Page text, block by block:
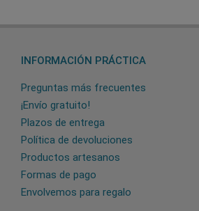
INFORMACIÓN PRÁCTICA
Preguntas más frecuentes
¡Envío gratuito!
Plazos de entrega
Política de devoluciones
Productos artesanos
Formas de pago
Envolvemos para regalo